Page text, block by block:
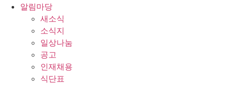
알림마당
새소식
소식지
일상나눔
공고
인재채용
식단표